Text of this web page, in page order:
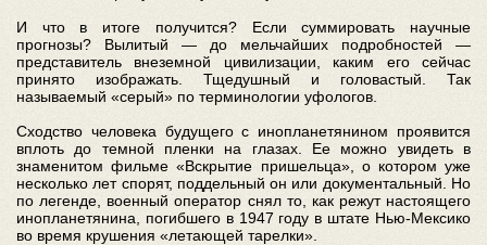
И что в итоге получится? Если суммировать научные
прогнозы? Вылитый — до мельчайших подробностей —
представитель внеземной цивилизации, каким его сейчас
принято изображать. Тщедушный и головастый. Так
называемый «серый» по терминологии уфологов.
Сходство человека будущего с инопланетянином проявится
вплоть до темной пленки на глазах. Ее можно увидеть в
знаменитом фильме «Вскрытие пришельца», о котором уже
несколько лет спорят, поддельный он или документальный. Но
по легенде, военный оператор снял то, как режут настоящего
инопланетянина, погибшего в 1947 году в штате Нью-Мексико
во время крушения «летающей тарелки».